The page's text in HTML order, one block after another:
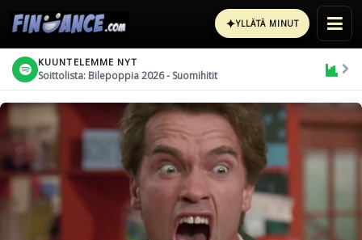
✦YLLÄTÄ MINUT
KUUNTELEMME NYT
Soittolista: Bilepoppia 2026 - Suomihitit